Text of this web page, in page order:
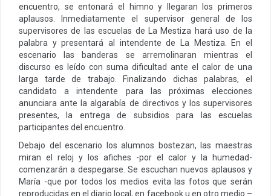
encuentro, se entonará el himno y llegaran los primeros
aplausos. Inmediatamente el supervisor general de los
supervisores de las escuelas de La Mestiza hará uso de la
palabra y presentará al intendente de La Mestiza. En el
escenario las banderas se arremolinaran mientras el
discurso es leído con suma dificultad ante el calor de una
larga tarde de trabajo. Finalizando dichas palabras, el
candidato a intendente para las próximas elecciones
anunciara ante la algarabía de directivos y los supervisores
presentes, la entrega de subsidios para las escuelas
participantes del encuentro.
Debajo del escenario los alumnos bostezan, las maestras
miran el reloj y los afiches -por el calor y la humedad-
comenzarán a despegarse. Se escuchan nuevos aplausos y
María -que por todos los medios evita las fotos que serán
reproducidas en el diario local, en facebook u en otro medio –